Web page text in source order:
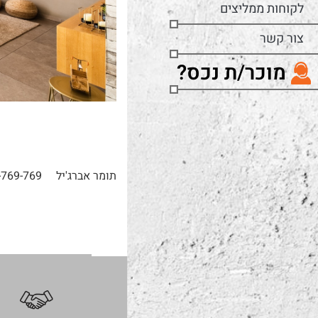
לקוחות ממליצים
צור קשר
מוכר/ת נכס?
תומר אברג'יל 769